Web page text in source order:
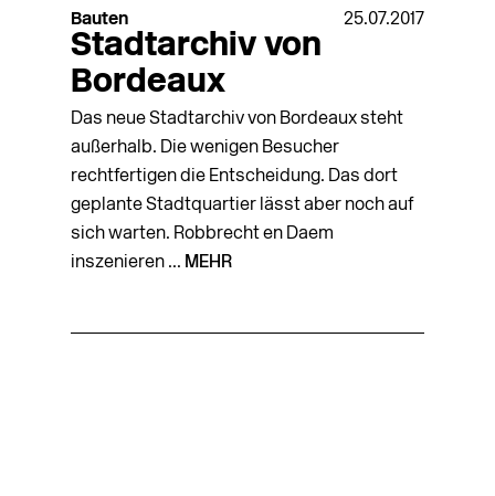
Bauten 25.07.2017
Stadtarchiv von
Bordeaux
Das neue Stadtarchiv von Bordeaux steht
außerhalb. Die wenigen Besucher
rechtfertigen die Entscheidung. Das dort
geplante Stadtquartier lässt aber noch auf
sich warten. Robbrecht en Daem
inszenieren ... MEHR